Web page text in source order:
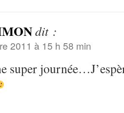
dit :
2011 à 15 h 58 min
super